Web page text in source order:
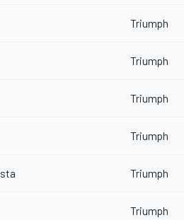
Triumph
Triumph
Triumph
Triumph
Triumph
Triumph